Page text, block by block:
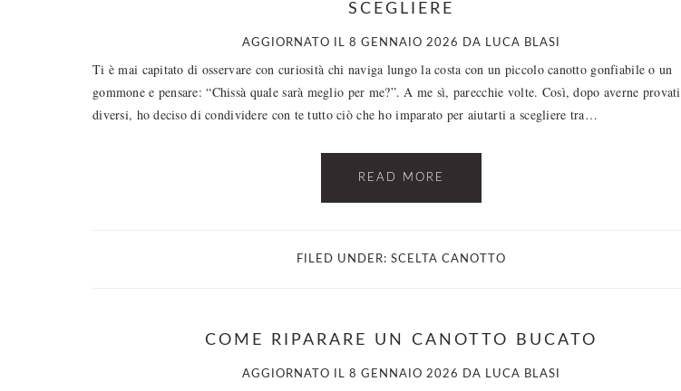
SCEGLIERE
AGGIORNATO IL 8 GENNAIO 2026 DA LUCA BLASI
Ti è mai capitato di osservare con curiosità chi naviga lungo la costa con un piccolo canotto gonfiabile o un
gommone e pensare: “Chissà quale sarà meglio per me?”. A me sì, parecchie volte. Così, dopo averne provati
diversi, ho deciso di condividere con te tutto ciò che ho imparato per aiutarti a scegliere tra…
READ MORE
FILED UNDER: SCELTA CANOTTO
COME RIPARARE UN CANOTTO BUCATO
AGGIORNATO IL 8 GENNAIO 2026 DA LUCA BLASI